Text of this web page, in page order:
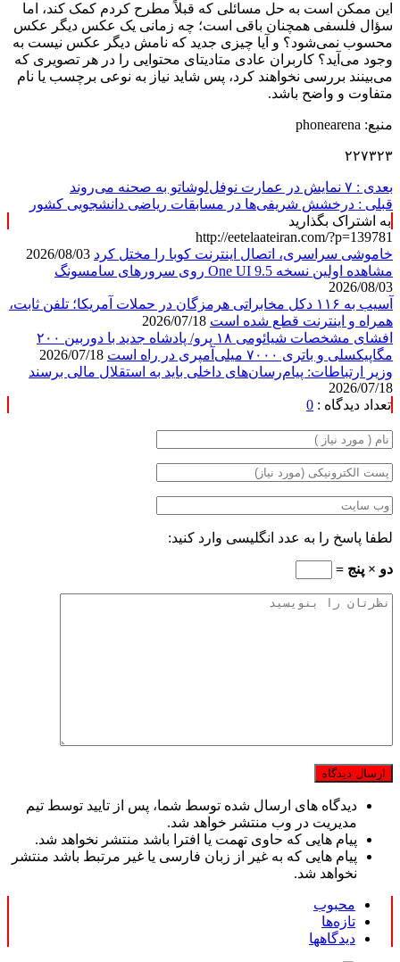
این ممکن است به حل مسائلی که قبلاً مطرح کردم کمک کند، اما
سؤال فلسفی همچنان باقی است؛ چه زمانی یک عکس دیگر عکس
محسوب نمی‌شود؟ و آیا چیزی جدید که نامش دیگر عکس نیست به
وجود می‌آید؟ کاربران عادی متادیتای محتوایی را در هر تصویری که
می‌بینند بررسی نخواهند کرد، پس شاید نیاز به نوعی برچسب یا نام
متفاوت و واضح باشد.
منبع: phonearena
۲۲۷۳۲۳
بعدی :
قبلی : درخشش شریفی‌ها در مسابقات ریاضی دانشجویی کشور
به اشتراک بگذارید
http://eetelaateiran.com/?p=139781
خاموشی سراسری، اتصال اینترنت کوبا را مختل کرد
مشاهده اولین نسخه One UI 9.5 روی سرورهای سامسونگ
2026/08/03
آسیب به ۱۱۶ دکل مخابراتی هرمزگان در حملات آمریکا؛ تلفن ثابت،
همراه و اینترنت ‌قطع شده است
افشای مشخصات شیائومی ۱۸ پرو/ پادشاه جدید با دوربین ۲۰۰
مگاپیکسلی و باتری ۷۰۰۰ میلی‌آمپری در راه است
وزیر ارتباطات: پیام‌رسان‌های داخلی باید به استقلال مالی برسند
2026/07/18
تعداد دیدگاه : 0
لطفا پاسخ را به عدد انگلیسی وارد کنید:
دو × پنج =
دیدگاه های ارسال شده توسط شما، پس از تایید توسط تیم
مدیریت در وب منتشر خواهد شد.
پیام هایی که حاوی تهمت یا افترا باشد منتشر نخواهد شد.
پیام هایی که به غیر از زبان فارسی یا غیر مرتبط باشد منتشر
نخواهد شد.
محبوب
تازه‌ها
دیدگاهها